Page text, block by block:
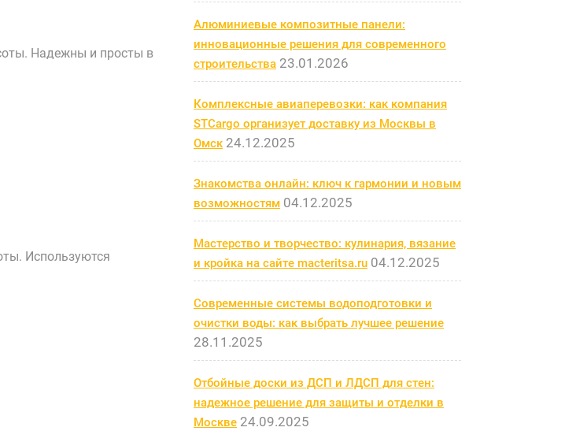
Надежны и просты в
Используются
Алюминиевые композитные панели:
инновационные решения для современного
строительства 23.01.2026
Комплексные авиаперевозки: как компания
STCargo организует доставку из Москвы в
Омск 24.12.2025
Знакомства онлайн: ключ к гармонии и новым
возможностям 04.12.2025
Мастерство и творчество: кулинария, вязание
и кройка на сайте macteritsa.ru 04.12.2025
Современные системы водоподготовки и
очистки воды: как выбрать лучшее решение
28.11.2025
Отбойные доски из ДСП и ЛДСП для стен:
надежное решение для защиты и отделки в
Москве 24.09.2025